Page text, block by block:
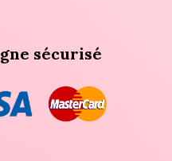
sécurisé